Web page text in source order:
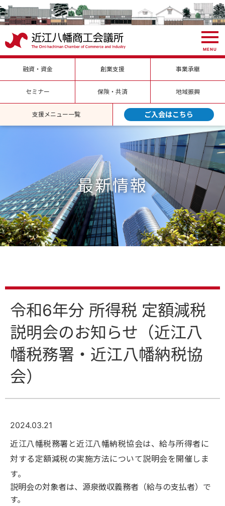
MENU
融資・資金 創業支援 事業承継
セミナー 保険・共済 地域振興
支援メニュー一覧 ご入会はこちら
最新情報
令和6年分 所得税 定額減税
説明会のお知らせ（近江八
幡税務署・近江八幡納税協
会）
2024.03.21
近江八幡税務署と近江八幡納税協会は、給与所得者に
対する定額減税の実施方法について説明会を開催しま
す。
説明会の対象者は、源泉徴収義務者（給与の支払者）で
す。